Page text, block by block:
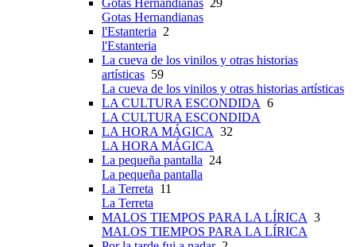
Gotas Hernandianas 29
Gotas Hernandianas
l'Estanteria 2
l'Estanteria
La cueva de los vinilos y otras historias
artísticas 59
La cueva de los vinilos y otras historias artísticas
LA CULTURA ESCONDIDA 6
LA CULTURA ESCONDIDA
LA HORA MÁGICA 32
LA HORA MÁGICA
La pequeña pantalla 24
La pequeña pantalla
La Terreta 11
La Terreta
MALOS TIEMPOS PARA LA LÍRICA 3
MALOS TIEMPOS PARA LA LÍRICA